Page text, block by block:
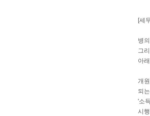
[세
병
그
아
개
되
'소
시